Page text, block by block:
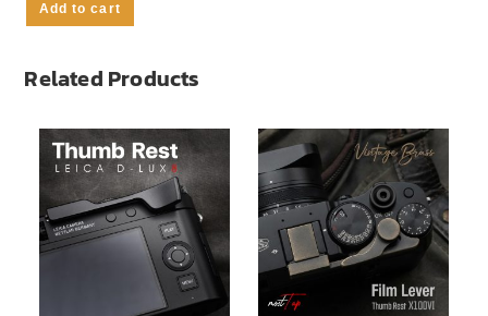
Add to cart
Related Products